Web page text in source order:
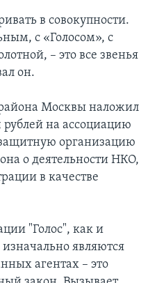
в совокупности.
с «Голосом», с
– это все звенья
он.
Москвы наложил
на ассоциацию
организацию
о деятельности НКО,
в качестве
"Голос", как и
являются
агентах – это